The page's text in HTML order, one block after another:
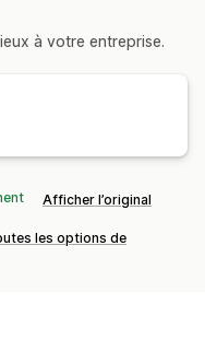
(ROAS)
à votre entreprise.
Afficher l’original
les options de